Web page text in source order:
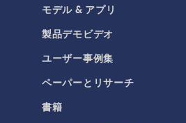
モデル & アプリ
製品デモビデオ
ユーザー事例集
ペーパーとリサーチ
書籍